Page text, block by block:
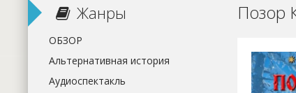
Позор
Жанры
ОБЗОР
Альтернативная история
Аудиоспектакль